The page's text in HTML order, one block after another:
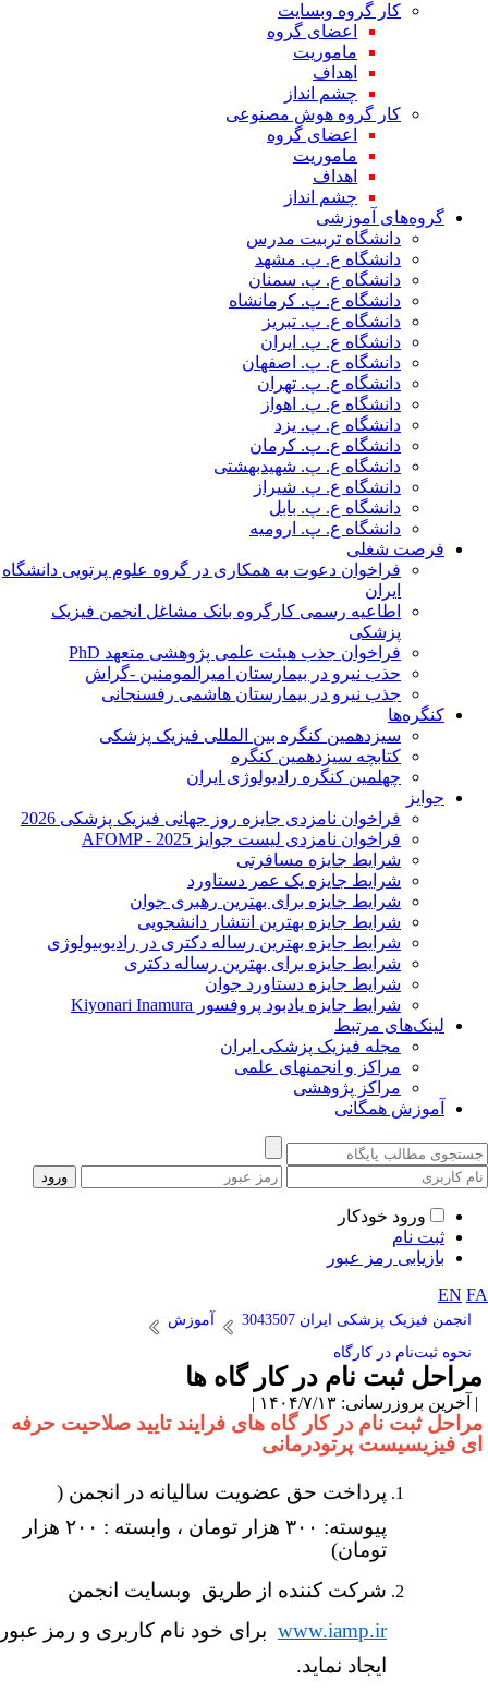
کار گروه وبسایت
اعضای گروه
ماموریت
اهداف
چشم انداز
کار گروه هوش مصنوعی
اعضای گروه
ماموریت
اهداف
چشم انداز
گروه‌های آموزشی
دانشگاه تربیت مدرس
دانشگاه ع. پ. مشهد
دانشگاه ع. پ. سمنان
دانشگاه ع. پ. کرمانشاه
دانشگاه ع. پ. تبریز
دانشگاه ع. پ. ایران
دانشگاه ع. پ. اصفهان
دانشگاه ع. پ. تهران
دانشگاه ع. پ. اهواز
دانشگاه ع. پ. یزد
دانشگاه ع. پ. کرمان
دانشگاه ع. پ. شهید‌بهشتی
دانشگاه ع. پ. شیراز
دانشگاه ع. پ. بابل
دانشگاه ع. پ. ارومیه
فرصت شغلی
فراخوان دعوت به همکاری در گروه علوم پرتویی دانشگاه
ایران
اطاعیه رسمی کارگروه بانک مشاغل انجمن فیزیک
پزشکی
فراخوان جذب هیئت علمی پژوهشی متعهد PhD
حذب نیرو در بیمارستان امیرالمومنین -گراش
جذب نیرو در بیمارستان هاشمی رفسنجانی
کنگره‌ها
سیزدهمین کنگره بین المللی فیزیک پزشکی
کتابچه سیزدهمین کنگره
چهلمین کنگره رادیولوژی ایران
جوایز
فراخوان نامزدی جایزه روز جهانی فیزیک پزشکی 2026
فراخوان نامزدی لیست جوایز AFOMP - 2025
شرایط جایزه مسافرتی
شرایط جایزه یک عمر دستاورد
شرایط جایزه برای بهترین رهبری جوان
شرایط جایزه بهترین انتشار دانشجویی
شرایط جایزه بهترین رساله دکتری در رادیوبیولوژی
شرایط جایزه برای بهترین رساله دکتری
شرایط جایزه دستاورد جوان
شرایط جایزه یادبود پروفسور Kiyonari Inamura
لینک‌های مرتبط
مجله فیزیک پزشکی ایران
مراکز و انجمنهای علمی
مراکز پژوهشی
آموزش همگانی
ورود خودکار
ثبت نام
بازیابی رمز عبور
EN
انجمن فیزیک پزشکی ایران 3043507
آموزش
نحوه ثبت‌نام در کارگاه
ثبت نام در کار گاه ها
بروزرسانی: ۱۴۰۴/۷/۱۳ |
ثبت نام در کار گاه های فرایند تایید صلاحیت حرفه
فیزیسیست پرتودرمانی
پرداخت حق عضویت سالیانه در انجمن (
پیوسته: ۳۰۰ هزار تومان ، وابسته : ۲۰۰ هزار
تومان)
شرکت کننده از طریق وبسایت انجمن
www.iamp.irبرای خود نام کاربری و رمز عبور
ایجاد نماید.